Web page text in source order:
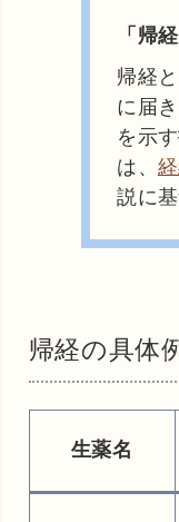
「帰
帰経
に届
を示
は、
説に
帰経の具体
生薬名